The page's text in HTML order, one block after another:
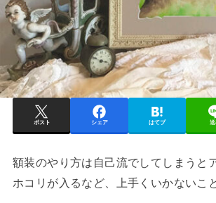
ポスト シェア はてブ 送
額装のやり方は自己流でしてしまうと
ホコリが入るなど、上手くいかないこ